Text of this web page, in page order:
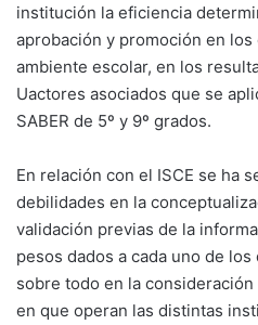
institución la eficiencia
aprobación y promoción en
ambiente escolar, en los
Uactores asociados que se
SABER de 5º y 9º grados.
En relación con el ISCE se ha
debilidades en la
validación previas de la
pesos dados a cada uno de
sobre todo en la
en que operan las distintas